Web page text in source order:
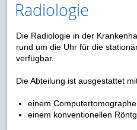
Radiologie
Die Radiologie in der
rund um die Uhr für die
verfügbar.
Die Abteilung ist ausgestattet
einem
einem konventionellen